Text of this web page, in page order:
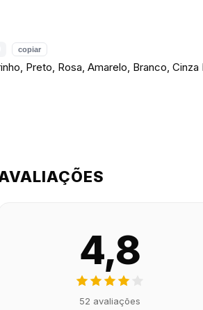
copiar
Preto, Rosa, Amarelo, Branco,
4,8
52 avaliações